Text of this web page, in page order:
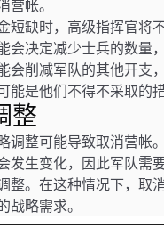
营帐。
短缺时，高级指挥官将
会决定减少士兵的数量
会削减军队的其他开支
能是他们不得不采取的措
整
调整可能导致取消营帐
发生变化，因此军队需
整。在这种情况下，取
战略需求。